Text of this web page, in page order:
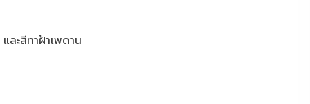
ละสีทาฝ้าเพดาน